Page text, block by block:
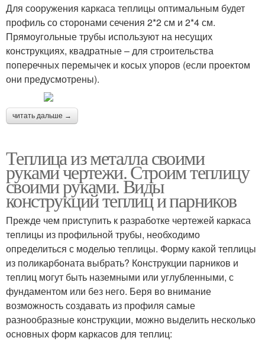
Для сооружения каркаса теплицы оптимальным будет
профиль со сторонами сечения 2*2 см и 2*4 см.
Прямоугольные трубы используют на несущих
конструкциях, квадратные – для строительства
поперечных перемычек и косых упоров (если проектом
они предусмотрены).
читать дальше →
Теплица из металла своими
руками чертежи. Строим теплицу
своими руками. Виды
конструкций теплиц и парников
Прежде чем приступить к разработке чертежей каркаса
теплицы из профильной трубы, необходимо
определиться с моделью теплицы. Форму какой теплицы
из поликарбоната выбрать? Конструкции парников и
теплиц могут быть наземными или углубленными, с
фундаментом или без него. Беря во внимание
возможность создавать из профиля самые
разнообразные конструкции, можно выделить несколько
основных форм каркасов для теплиц: